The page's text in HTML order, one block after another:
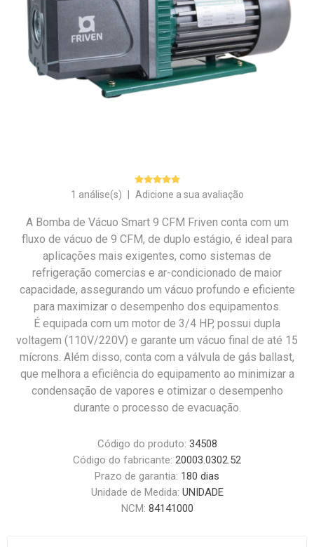
1 análise(s) Adicione a sua avaliação
A Bomba de Vácuo Smart 9 CFM Friven conta com um
fluxo de vácuo de 9 CFM, de duplo estágio, é ideal para
aplicações mais exigentes, como sistemas de
refrigeração comercias e ar-condicionado de maior
capacidade, assegurando um vácuo profundo e eficiente
para maximizar o desempenho dos equipamentos.
É equipada com um motor de 3/4 HP, possui dupla
voltagem (110V/220V) e garante um vácuo final de até 15
mícrons. Além disso, conta com a válvula de gás ballast,
que melhora a eficiência do equipamento ao minimizar a
condensação de vapores e otimizar o desempenho
durante o processo de evacuação.
Código do produto: 34508
Código do fabricante: 20003.0302.52
Prazo de garantia: 180 dias
Unidade de Medida: UNIDADE
NCM: 84141000